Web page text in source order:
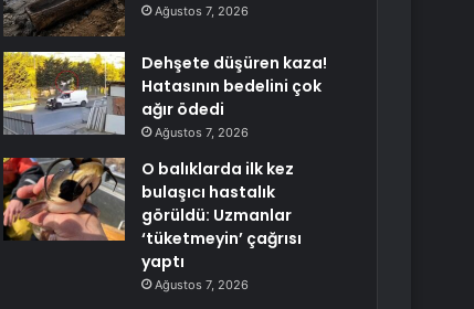
Ağustos 7, 2026
Dehşete düşüren kaza!
Hatasının bedelini çok
ağır ödedi
Ağustos 7, 2026
O balıklarda ilk kez
bulaşıcı hastalık
görüldü: Uzmanlar
‘tüketmeyin’ çağrısı
yaptı
Ağustos 7, 2026